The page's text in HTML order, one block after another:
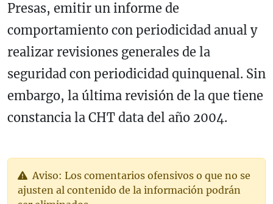
Presas, emitir un informe de
comportamiento con periodicidad anual y
realizar revisiones generales de la
seguridad con periodicidad quinquenal. Sin
embargo, la última revisión de la que tiene
constancia la CHT data del año 2004.
Aviso: Los comentarios ofensivos o que no se
ajusten al contenido de la información podrán